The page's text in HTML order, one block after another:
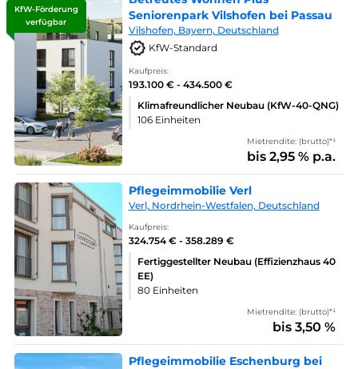
KfW-Förderung
verfügbar
Seniorenpark Vilshofen bei Passau
Vilshofen, Bayern, Deutschland
KfW-Standard
Kaufpreis:
193.100 € - 434.500 €
Klimafreundlicher Neubau (KfW-40-QNG)
106 Einheiten
Mietrendite: (brutto)*¹
bis 2,95 % p.a.
Pflegeimmobilie Verl
Verl, Nordrhein-Westfalen, Deutschland
Kaufpreis:
324.754 € - 358.289 €
Fertiggestellter Neubau (Effizienzhaus 40
EE)
80 Einheiten
Mietrendite: (brutto)*¹
bis 3,50 %
Pflegeimmobilie Eschenburg bei